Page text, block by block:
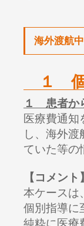
海外渡航
１ 個
１ 患者か
医療費通
し、海外
ていた等の
【コメント】
本ケースは
個別指導に
純粋に医療